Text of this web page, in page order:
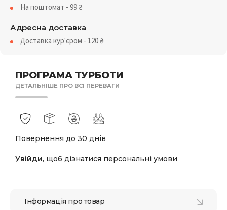
ПРОГРАМА ТУРБОТИ
ДЕТАЛЬНІШЕ ПРО ВСІ ПЕРЕВАГИ
Повернення до 30 днів
Увійди, щоб дізнатися персональні умови
На поштомат - 99₴
Адресна доставка
Доставка кур'єром - 120₴
Інформація про товар